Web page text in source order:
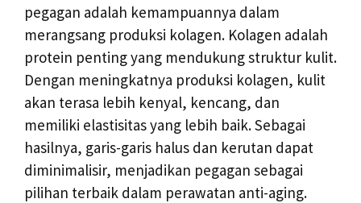
pegagan adalah kemampuannya dalam
merangsang produksi kolagen. Kolagen adalah
protein penting yang mendukung struktur kulit.
Dengan meningkatnya produksi kolagen, kulit
akan terasa lebih kenyal, kencang, dan
memiliki elastisitas yang lebih baik. Sebagai
hasilnya, garis-garis halus dan kerutan dapat
diminimalisir, menjadikan pegagan sebagai
pilihan terbaik dalam perawatan anti-aging.